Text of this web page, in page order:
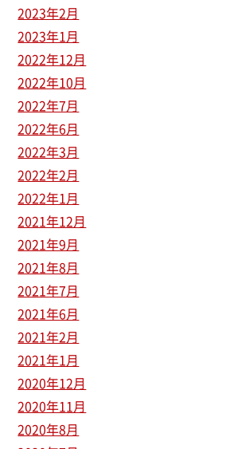
2023年2月
2023年1月
2022年12月
2022年10月
2022年7月
2022年6月
2022年3月
2022年2月
2022年1月
2021年12月
2021年9月
2021年8月
2021年7月
2021年6月
2021年2月
2021年1月
2020年12月
2020年11月
2020年8月